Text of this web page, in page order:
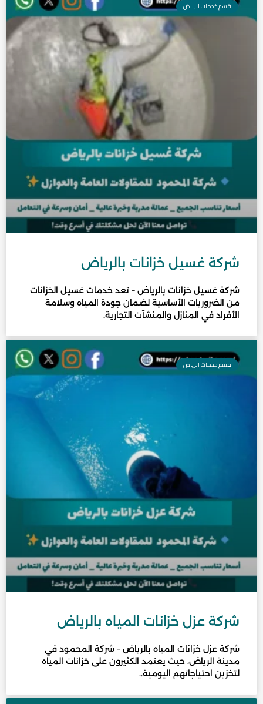
قسم خدمات الرياض
شركة غسيل خزانات بالرياض
شركة غسيل خزانات بالرياض – تعد خدمات غسيل الخزانات
من الضروريات الأساسية لضمان جودة المياه وسلامة
الأفراد في المنازل والمنشآت التجارية.
قسم خدمات الرياض
شركة عزل خزانات المياه بالرياض
شركة عزل خزانات المياه بالرياض – شركة المحمود في
مدينة الرياض، حيث يعتمد الكثيرون على خزانات المياه
لتخزين احتياجاتهم اليومية..